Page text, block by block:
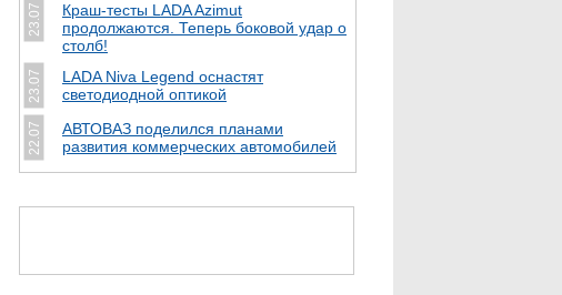
23.07
Краш-тесты LADA Azimut
продолжаются. Теперь боковой удар о
столб!
23.07
LADA Niva Legend оснастят
светодиодной оптикой
22.07
АВТОВАЗ поделился планами
развития коммерческих автомобилей